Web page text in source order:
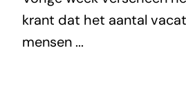
krant dat het aantal
mensen ...